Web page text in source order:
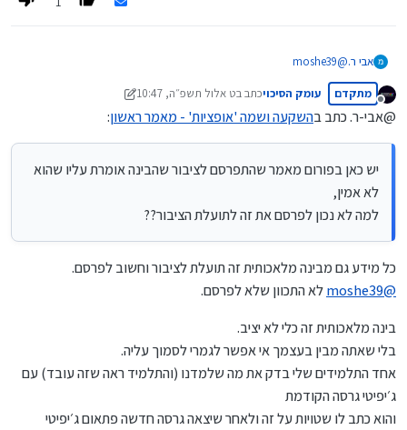
אבי ר.@
moshe39
לא הבנתי מה לא הבנת!
יש כאן בפורום מאמר שהתפרסם לציבור שהבינה אומרת עליו שהוא לא אמין,
למה לא נכון לפרסם את זה לתועלת הציבור?? מנותק
מתקדם עומק הסיכויכתב בט אלול תשפ״ה, 10:47
נערך לאחרונה על ידי עומק הסיכוי
@אבי-ר. כתב בהשקעה ושמה 'אופציות' - מאמר ראשון:
יש כאן בפורום מאמר שהתפרסם לציבור שהבינה אומרת עליו שהוא
לא אמין,
למה לא נכון לפרסם את זה לתועלת הציבור??
כל מידע גם מבינה מלאכותית זה תועלת לציבור וחשוב לפרסם.
@
moshe39לא התכוון שלא לפרסם.
בינה מלאכותית זה כלי לא יציב.
בלי שאתה מבין בעצמך אי אפשר לגמרי לסמוך עליה.
אחד התלמידים שלי בדק את מה שלמדנו (והתלמיד ראה שזה עובד) עם
ג׳יפיטי גרסה הקודמת
והוא כתב לו שטויות על זה ולאחר שיצאה גרסה חדשה פתאום ג׳יפיטי